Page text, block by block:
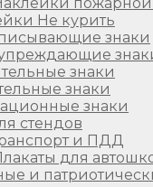
Не курить
знаки
знаки
знаки
знаки
стендов
и ПДД
для
и